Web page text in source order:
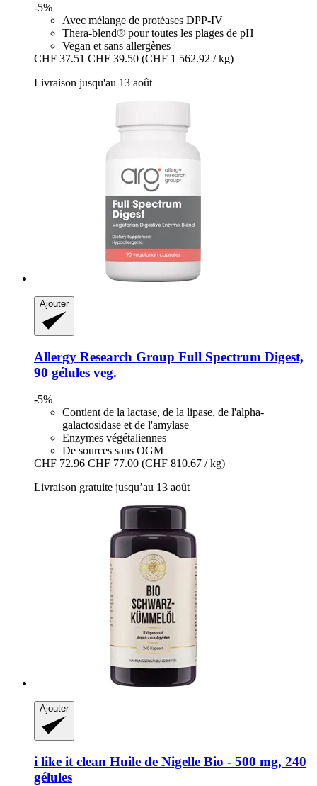
-5%
Avec mélange de protéases DPP-IV
Thera-blend® pour toutes les plages de pH
Vegan et sans allergènes
CHF 37.51 CHF 39.50 (CHF 1 562.92 / kg)
Livraison jusqu'au 13 août
Ajouter
Allergy Research Group Full Spectrum Digest,
90 gélules veg.
-5%
Contient de la lactase, de la lipase, de l'alpha-
galactosidase et de l'amylase
Enzymes végétaliennes
De sources sans OGM
CHF 72.96 CHF 77.00 (CHF 810.67 / kg)
Livraison gratuite jusqu’au 13 août
Ajouter
i like it clean Huile de Nigelle Bio -​ 500 mg, 240
gélules